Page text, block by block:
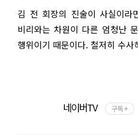
김 전 회장의 진술이 사실이라
비리와는 차원이 다른 엄청난
행위이기 때문이다. 철저히 수
네이버TV 구독 +